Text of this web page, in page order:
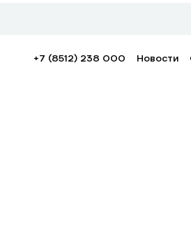
+7 (8512) 238 000 Новости